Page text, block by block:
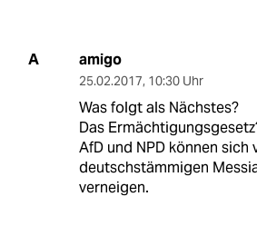
A amigo
25.02.2017, 10:30 Uhr
Was folgt als Nächstes?
Das
AfD und NPD können sich
deutschstämmigen
verneigen.